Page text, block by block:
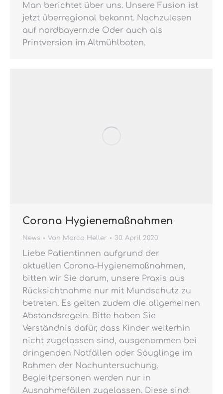
Man berichtet über uns. Unsere Fusion ist
jetzt überregional bekannt. Nachzulesen
auf nordbayern.de Oder auch als
Printversion im Altmühlboten.
Corona Hygienemaßnahmen
News Von Marco Heller 30. April 2020
Liebe Patientinnen aufgrund der
aktuellen Corona-Hygienemaßnahmen,
bitten wir Sie darum, unsere Praxis aus
Rücksichtnahme nur mit Mundschutz zu
betreten. Es gelten zudem die allgemeinen
Abstandsregeln. Bitte haben Sie
Verständnis dafür, dass Kinder weiterhin
nicht zugelassen sind, ausgenommen bei
dringenden Notfällen oder Säuglinge im
Rahmen der Nachuntersuchung.
Begleitpersonen werden nur in
Ausnahmefällen zugelassen. Diese sind: